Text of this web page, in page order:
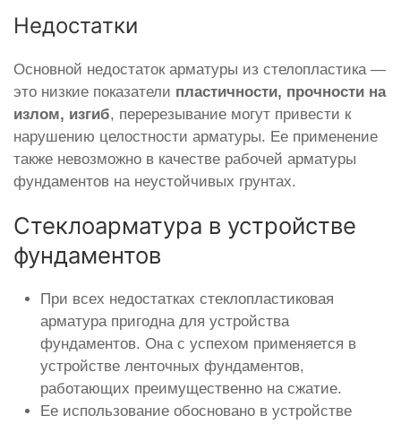
Недостатки
Основной недостаток арматуры из стелопластика —
это низкие показатели пластичности, прочности на
излом, изгиб, перерезывание могут привести к
нарушению целостности арматуры. Ее применение
также невозможно в качестве рабочей арматуры
фундаментов на неустойчивых грунтах.
Стеклоарматура в устройстве
фундаментов
При всех недостатках стеклопластиковая
арматура пригодна для устройства
фундаментов. Она с успехом применяется в
устройстве ленточных фундаментов,
работающих преимущественно на сжатие.
Ее использование обосновано в устройстве